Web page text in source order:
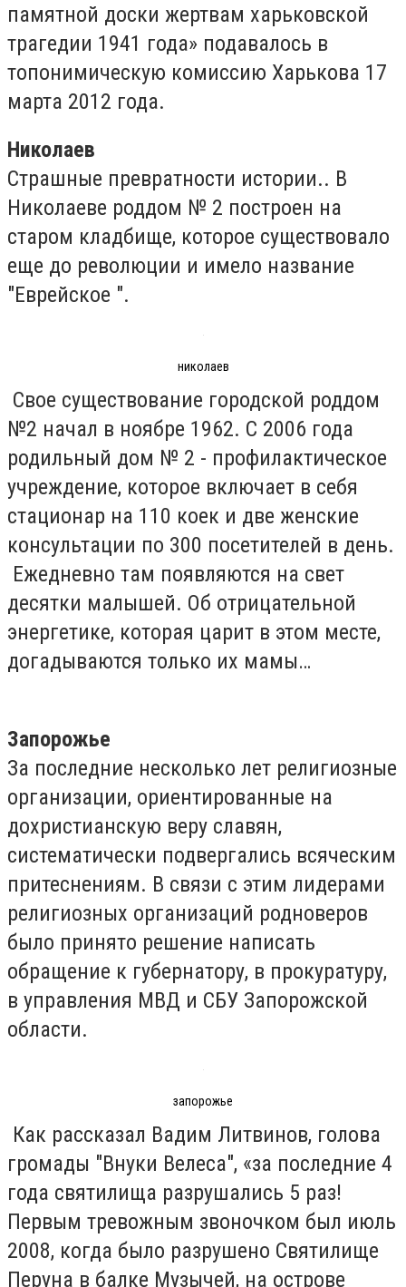
памятной доски жертвам харьковской
трагедии 1941 года» подавалось в
топонимическую комиссию Харькова 17
марта 2012 года.
Николаев
Страшные превратности истории.. В
Николаеве роддом № 2 построен на
старом кладбище, которое существовало
еще до революции и имело название
"Еврейское ".
николаев
Свое существование городской роддом
№2 начал в ноябре 1962. С 2006 года
родильный дом № 2 - профилактическое
учреждение, которое включает в себя
стационар на 110 коек и две женские
консультации по 300 посетителей в день.
Ежедневно там появляются на свет
десятки малышей. Об отрицательной
энергетике, которая царит в этом месте,
догадываются только их мамы…
Запорожье
За последние несколько лет религиозные
организации, ориентированные на
дохристианскую веру славян,
систематически подвергались всяческим
притеснениям. В связи с этим лидерами
религиозных организаций родноверов
было принято решение написать
обращение к губернатору, в прокуратуру,
в управления МВД и СБУ Запорожской
области.
запорожье
Как рассказал Вадим Литвинов, голова
громады "Внуки Велеса", «за последние 4
года святилища разрушались 5 раз!
Первым тревожным звоночком был июль
2008, когда было разрушено Святилище
Перуна в балке Музычей, на острове